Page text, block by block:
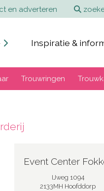
en adverteren
Inspiratie &
Trouwringen
Event Center
IJweg 1094
2133MH Hoofddorp